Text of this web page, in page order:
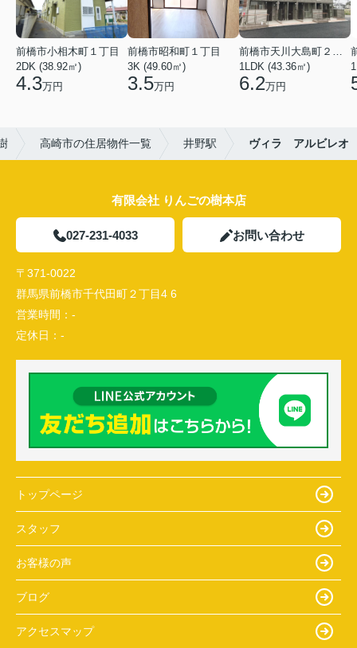
前橋市小相木町１丁目
2DK (38.92㎡)
4.3万円
前橋市昭和町１丁目
3K (49.60㎡)
3.5万円
前橋市天川大島町２丁目
1LDK (43.36㎡)
6.2万円
高崎市の住居物件一覧 井野駅 ヴィラ アルビレオ
有限会社 りんごの樹本店
027-231-4033 お問い合わせ
〒371-0022
群馬県前橋市千代田町２丁目4 6
営業時間： -
定休日： -
トップページ
スタッフ
お客様の声
ブログ
アクセスマップ